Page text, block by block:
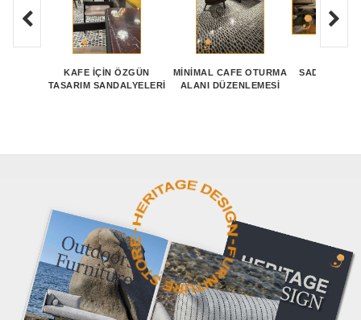
KAFE İÇIN ÖZGÜN
TASARIM SANDALYELERI
MINIMAL CAFE OTURMA
ALANI DÜZENLEMESI
SADE